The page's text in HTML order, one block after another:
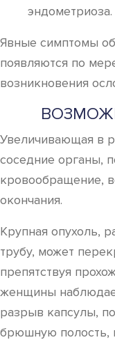
эндометриоза.
Явные симптомы
появляются по
возникновения
Увеличивающая в
соседние органы,
кровообращение,
окончания.
Крупная опухоль,
трубу, может
препятствуя
женщины
разрыв капсулы,
брюшную полость,